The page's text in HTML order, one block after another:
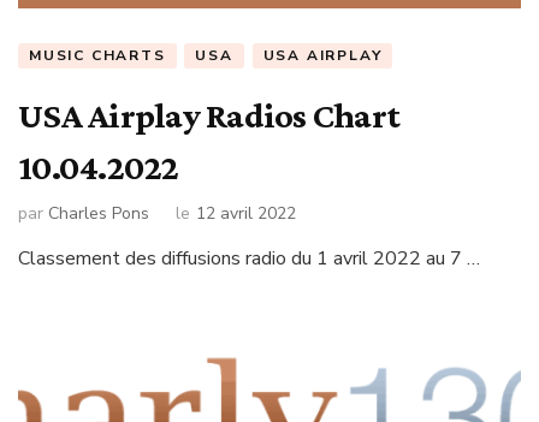
MUSIC CHARTS USA USA AIRPLAY
USA Airplay Radios Chart
10.04.2022
par Charles Pons le 12 avril 2022
Classement des diffusions radio du 1 avril 2022 au 7 …